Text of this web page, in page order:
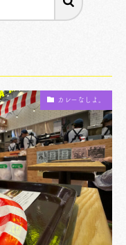
カレーなしよ。